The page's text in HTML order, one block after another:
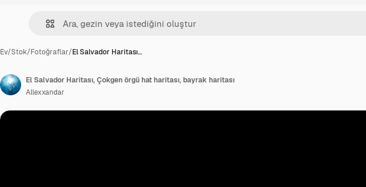
Ev/Stok/Fotoğraflar/El Salvador Haritası…
El Salvador Haritası, Çokgen örgü hat haritası, bayrak haritası
Allexxandar